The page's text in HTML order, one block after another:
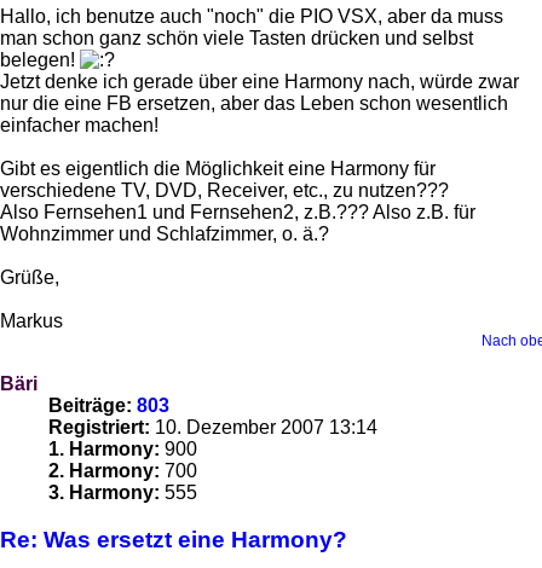
Hallo, ich benutze auch "noch" die PIO VSX, aber da muss
man schon ganz schön viele Tasten drücken und selbst
belegen!
Jetzt denke ich gerade über eine Harmony nach, würde zwar
nur die eine FB ersetzen, aber das Leben schon wesentlich
einfacher machen!
Gibt es eigentlich die Möglichkeit eine Harmony für
verschiedene TV, DVD, Receiver, etc., zu nutzen???
Also Fernsehen1 und Fernsehen2, z.B.??? Also z.B. für
Wohnzimmer und Schlafzimmer, o. ä.?
Grüße,
Markus
Nach
Bäri
Beiträge: 803
Registriert: 10. Dezember 2007 13:14
1. Harmony: 900
2. Harmony: 700
3. Harmony: 555
Re: Was ersetzt eine Harmony?